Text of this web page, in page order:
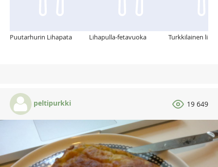
Puutarhurin Lihapata Lihapulla-fetavuoka Turkkilainen
peltipurkki 19 649